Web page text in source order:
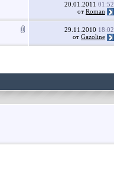
20.01.2011 01:52
от Roman
29.11.2010 18:02
от Gazoline